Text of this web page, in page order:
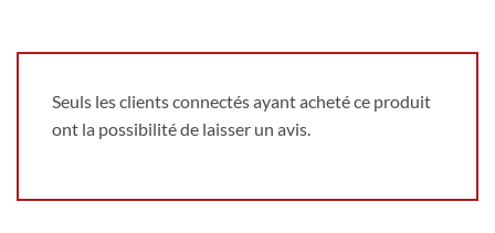
Seuls les clients connectés ayant acheté ce produit
ont la possibilité de laisser un avis.